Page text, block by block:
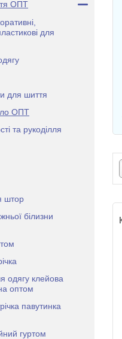
ОПТ
для
для шиття
ОПТ
та рукоділля
штор
білизни
одягу клейова
оптом
павутинка
гуртом